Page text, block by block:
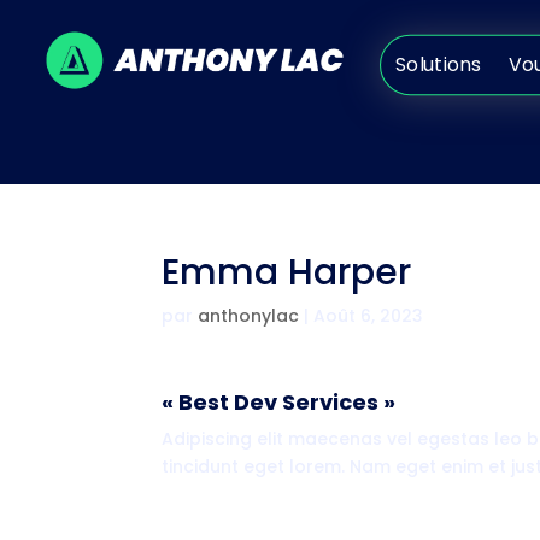
Solutions
Solutions
Emma Harper
anthonylac
« Best Dev Services »